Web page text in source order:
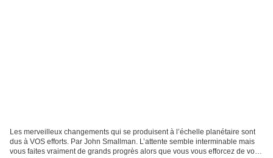
Les merveilleux changements qui se produisent à l’échelle planétaire sont
dus à VOS efforts. Par John Smallman. L’attente semble interminable mais
vous faites vraiment de grands progrès alors que vous vous efforcez de vous